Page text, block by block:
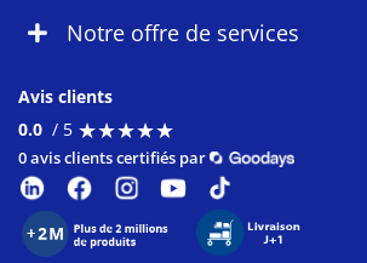
Notre offre de services
Avis clients
0.0 / 5 ★★★★★
★★★★★
0 avis clients certifiés par